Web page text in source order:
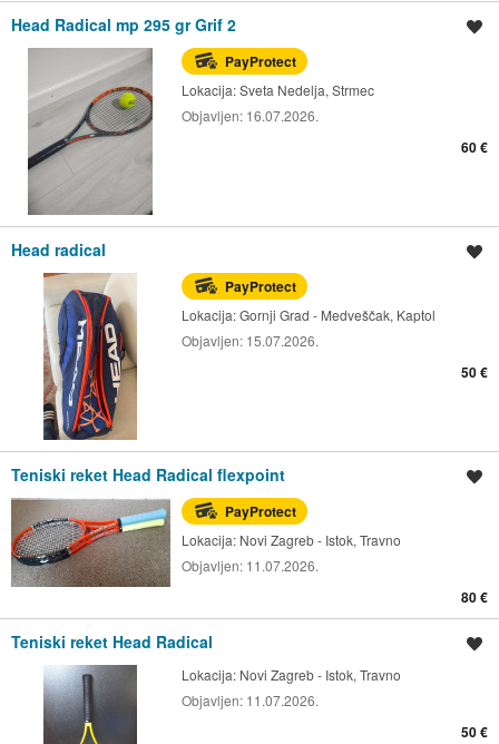
Head Radical mp 295 gr Grif 2
PayProtect
Lokacija:Sveta Nedelja, Strmec
Objavljen: 16.07.2026.
60 €
Head radical
PayProtect
Lokacija:Gornji Grad - Medveščak, Kaptol
Objavljen: 15.07.2026.
50 €
Teniski reket Head Radical flexpoint
PayProtect
Lokacija: Novi Zagreb - Istok, Travno
Objavljen: 11.07.2026.
80 €
Teniski reket Head Radical
Lokacija: Novi Zagreb - Istok, Travno
Objavljen: 11.07.2026.
50 €